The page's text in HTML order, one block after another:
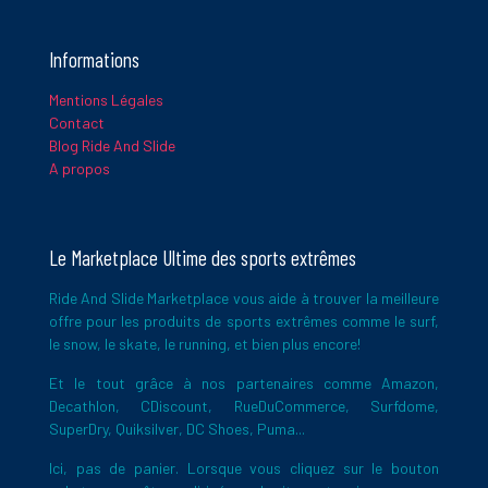
Ce site utilise Akismet pour réduire les indésirables.
plus sur la façon dont les données de vos commentaires sont
traitées
Informations
Mentions Légales
Contact
Blog Ride And Slide
A propos
Le Marketplace Ultime des sports extrêmes
Ride And Slide Marketplace vous aide à trouver la meilleure
offre pour les produits de sports extrêmes comme le surf,
le snow, le skate, le running, et bien plus encore!
Et le tout grâce à nos partenaires comme Amazon,
Decathlon, CDiscount, RueDuCommerce, Surfdome,
SuperDry, Quiksilver, DC Shoes, Puma...
Ici, pas de panier. Lorsque vous cliquez sur le bouton